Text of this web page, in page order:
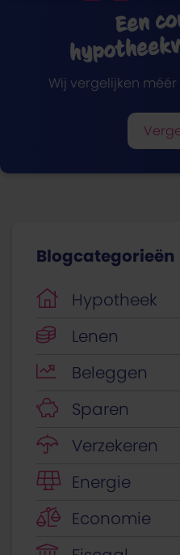
Een
Wij vergelijken
Blogcategorieën
Hypotheek
Lenen
Beleggen
Sparen
Verzekeren
Energie
Economie